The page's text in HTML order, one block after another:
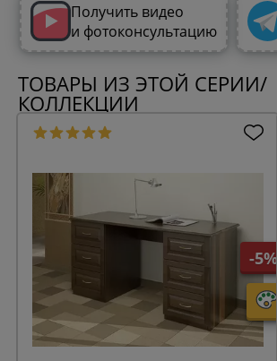
Получить видео
и фотоконсультацию
ТОВАРЫ ИЗ ЭТОЙ СЕРИИ/
КОЛЛЕКЦИИ
-5%